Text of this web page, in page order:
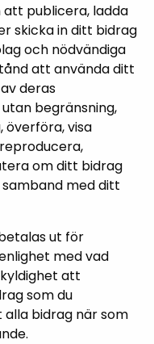
att publicera, ladda
skicka in ditt bidrag
och nödvändiga
att använda ditt
deras
begränsning,
överföra, visa
om ditt bidrag
med ditt
ut för
med vad
att
som du
bidrag när som